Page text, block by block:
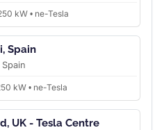
kW • ne-Tesla
Spain
kW • ne-Tesla
UK - Tesla Centre